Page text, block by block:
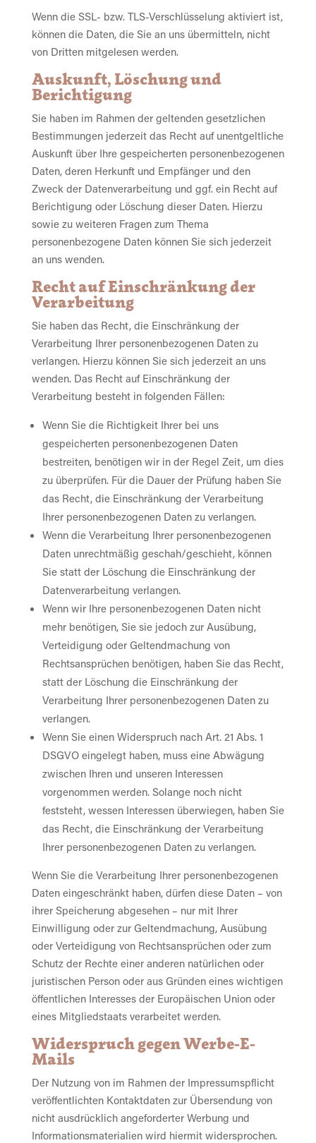
Wenn die SSL- bzw. TLS-Verschlüsselung aktiviert ist,
können die Daten, die Sie an uns übermitteln, nicht
von Dritten mitgelesen werden.
Auskunft, Löschung und
Berichtigung
Sie haben im Rahmen der geltenden gesetzlichen
Bestimmungen jederzeit das Recht auf unentgeltliche
Auskunft über Ihre gespeicherten personenbezogenen
Daten, deren Herkunft und Empfänger und den
Zweck der Datenverarbeitung und ggf. ein Recht auf
Berichtigung oder Löschung dieser Daten. Hierzu
sowie zu weiteren Fragen zum Thema
personenbezogene Daten können Sie sich jederzeit
an uns wenden.
Recht auf Einschränkung der
Verarbeitung
Sie haben das Recht, die Einschränkung der
Verarbeitung Ihrer personenbezogenen Daten zu
verlangen. Hierzu können Sie sich jederzeit an uns
wenden. Das Recht auf Einschränkung der
Verarbeitung besteht in folgenden Fällen:
Wenn Sie die Richtigkeit Ihrer bei uns
gespeicherten personenbezogenen Daten
bestreiten, benötigen wir in der Regel Zeit, um dies
zu überprüfen. Für die Dauer der Prüfung haben Sie
das Recht, die Einschränkung der Verarbeitung
Ihrer personenbezogenen Daten zu verlangen.
Wenn die Verarbeitung Ihrer personenbezogenen
Daten unrechtmäßig geschah/geschieht, können
Sie statt der Löschung die Einschränkung der
Datenverarbeitung verlangen.
Wenn wir Ihre personenbezogenen Daten nicht
mehr benötigen, Sie sie jedoch zur Ausübung,
Verteidigung oder Geltendmachung von
Rechtsansprüchen benötigen, haben Sie das Recht,
statt der Löschung die Einschränkung der
Verarbeitung Ihrer personenbezogenen Daten zu
verlangen.
Wenn Sie einen Widerspruch nach Art. 21 Abs. 1
DSGVO eingelegt haben, muss eine Abwägung
zwischen Ihren und unseren Interessen
vorgenommen werden. Solange noch nicht
feststeht, wessen Interessen überwiegen, haben Sie
das Recht, die Einschränkung der Verarbeitung
Ihrer personenbezogenen Daten zu verlangen.
Wenn Sie die Verarbeitung Ihrer personenbezogenen
Daten eingeschränkt haben, dürfen diese Daten – von
ihrer Speicherung abgesehen – nur mit Ihrer
Einwilligung oder zur Geltendmachung, Ausübung
oder Verteidigung von Rechtsansprüchen oder zum
Schutz der Rechte einer anderen natürlichen oder
juristischen Person oder aus Gründen eines wichtigen
öffentlichen Interesses der Europäischen Union oder
eines Mitgliedstaats verarbeitet werden.
Widerspruch gegen Werbe-E-
Mails
Der Nutzung von im Rahmen der Impressumspflicht
veröffentlichten Kontaktdaten zur Übersendung von
nicht ausdrücklich angeforderter Werbung und
Informationsmaterialien wird hiermit widersprochen.